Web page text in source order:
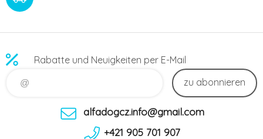
Rabatte und Neuigkeiten per E-Mail
zu abonnieren
alfadogcz.info@gmail.com
+421 905 701 907